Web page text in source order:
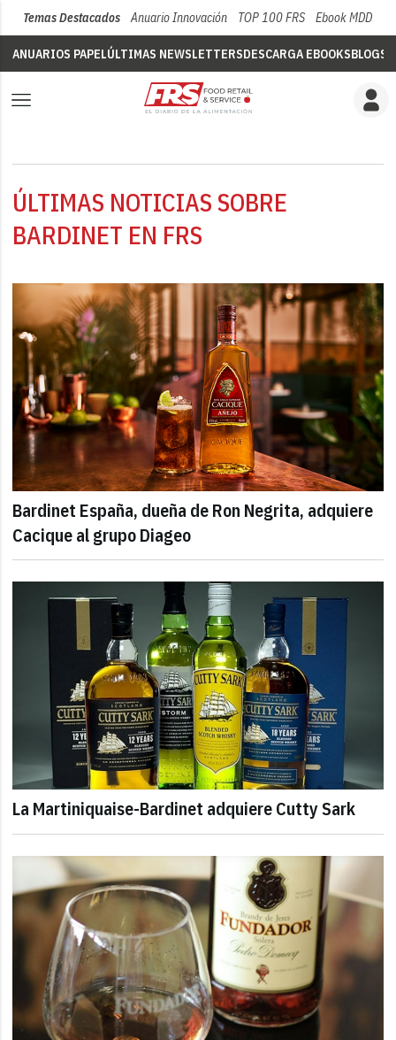
Temas Destacados Anuario Innovación TOP 100 FRS Ebook MDD
ANUARIOS PAPELÚLTIMAS NEWSLETTERSDESCARGA EBOOKSBLOGS
ÚLTIMAS NOTICIAS SOBRE
BARDINET EN FRS
Bardinet España, dueña de Ron Negrita, adquiere
Cacique al grupo Diageo
La Martiniquaise-Bardinet adquiere Cutty Sark